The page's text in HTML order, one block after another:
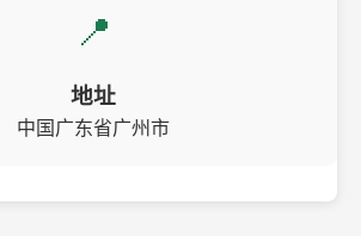
📍
地址
中国广东省广州市